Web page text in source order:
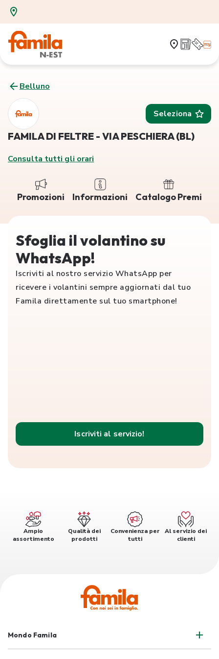
Belluno
Seleziona
FAMILA DI FELTRE - VIA PESCHIERA (BL)
Consulta tutti gli orari
Promozioni Informazioni Catalogo Premi
Sfoglia il volantino su
WhatsApp!
Iscriviti al nostro servizio WhatsApp per
ricevere i volantini sempre aggiornati dal tuo
Famila direttamente sul tuo smartphone!
Iscriviti al servizio!
Ampio
assortimento
Qualità dei
prodotti
Convenienza per
tutti
Al servizio dei
clienti
Mondo Famila